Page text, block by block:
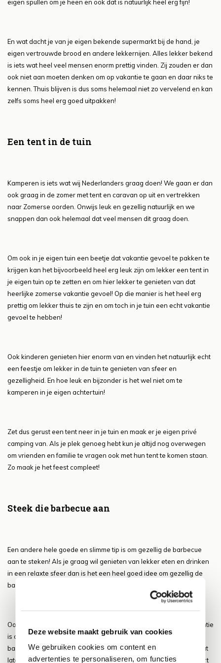
Deze website maakt gebruik van cookies
We gebruiken cookies om content en
advertenties te personaliseren, om functies
eigen spullen om je heen en ook dat is natuurlijk heel erg fijn!
En wat dacht je van je eigen bekende supermarkt bij de hand, je
eigen vertrouwde brood en andere lekkernijen. Alles lekker bekend
is iets wat heel veel mensen enorm prettig vinden. Zij zouden er dan
ook niet aan moeten denken om op vakantie te gaan en daar niks te
kennen. Thuis blijven is dus soms helemaal niet zo vervelend en kan
zelfs soms heel erg goed uitpakken!
Een tent in de tuin
Kamperen is iets wat wij Nederlanders graag doen! We gaan er dan
ook graag in de zomer met tent en caravan op uit en vertrekken
naar Zomerse oorden. Onwijs leuk en gezellig natuurlijk en we
snappen dan ook helemaal dat veel mensen dit graag doen.
Om ook in je eigen tuin een beetje dat vakantie gevoel te pakken te
krijgen kan het bijvoorbeeld heel erg leuk zijn om lekker een tent in
je eigen tuin op te zetten en om hier lekker te genieten van dat
heerlijke zomerse vakantie gevoel! Op die manier is het heel erg
prettig om lekker thuis te zijn en om toch in je tuin een echt vakantie
gevoel te hebben!
Ook kinderen genieten hier enorm van en vinden het natuurlijk echt
een feestje om lekker in de tuin te genieten van sfeer en
gezelligheid. En hoe leuk en bijzonder is het wel niet om te
kamperen in je eigen achtertuin!
Zet dus gerust een tent neer in je tuin en maak er je eigen privé
camping van. Als je plek genoeg hebt kun je altijd nog overwegen
om vrienden en familie te vragen ook met hun tent te komen staan.
Zo maak je het feest compleet!
Steek die barbecue aan
Een andere hele goede en slimme tip is om gezellig de barbecue
aan te steken! Als je graag wil genieten van lekker eten en drinken
in een relaxte sfeer dan is het een heel goed idee om gezellig de
barbecue aan te steken en jezelf zo te laten verrassen.
Ook zorgt dit dus meteen voor een vakantie gevoel. Juist op vakantie
is dit dan ook iets wat we vaak doen. We steken gezellig de
barbecue aan en genieten van een heerlijke maaltijd! We eten wat
later dan normaal en zijn ook gerust de hele avond bezig. Dit hoort